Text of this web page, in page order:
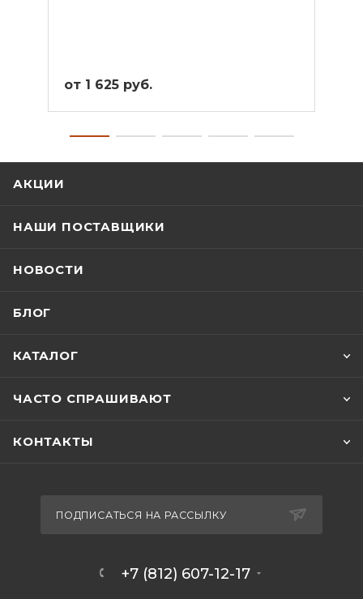
от 1 625 руб.
АКЦИИ
НАШИ ПОСТАВЩИКИ
НОВОСТИ
БЛОГ
КАТАЛОГ
ЧАСТО СПРАШИВАЮТ
КОНТАКТЫ
ПОДПИСАТЬСЯ НА РАССЫЛКУ
+7 (812) 607-12-17